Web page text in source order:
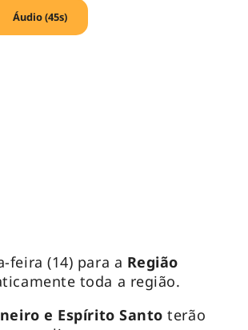
Áudio (45s)
feira (14) para a Região
toda a região.
e Espírito Santo terão